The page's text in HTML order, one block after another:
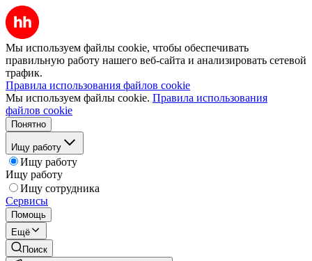
Мы используем файлы cookie, чтобы обеспечивать
правильную работу нашего веб-сайта и анализировать сетевой
трафик.
Правила использования файлов cookie
Мы используем файлы cookie. Правила использования
файлов cookie
Понятно
Ищу работу
Ищу работу
Ищу работу
Ищу сотрудника
Сервисы
Помощь
Ещё
Поиск